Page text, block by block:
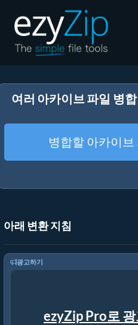
압축 해제
기타 도구
여러 아카이브 파일 병합
병합할 아카이브
아래 변환 지침
광고하기
ezyZip Pro로